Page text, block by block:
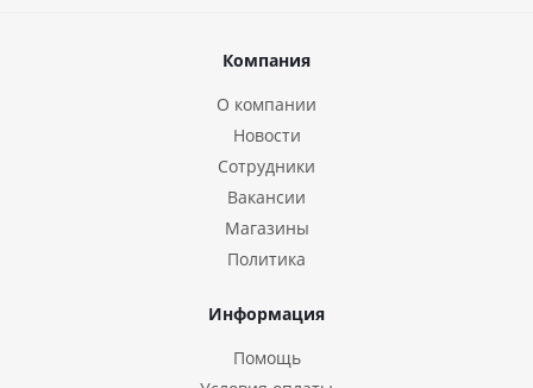
Компания
О компании
Новости
Сотрудники
Вакансии
Магазины
Политика
Информация
Помощь